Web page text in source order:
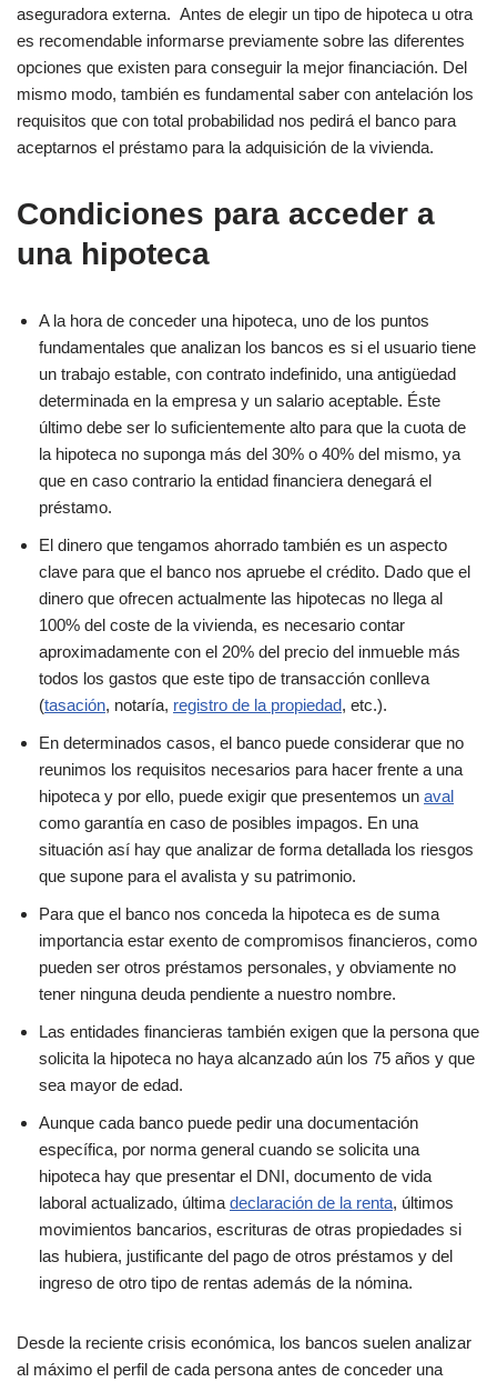
aseguradora externa. Antes de elegir un tipo de hipoteca u otra
es recomendable informarse previamente sobre las diferentes
opciones que existen para conseguir la mejor financiación. Del
mismo modo, también es fundamental saber con antelación los
requisitos que con total probabilidad nos pedirá el banco para
aceptarnos el préstamo para la adquisición de la vivienda.
Condiciones para acceder a
una hipoteca
A la hora de conceder una hipoteca, uno de los puntos
fundamentales que analizan los bancos es si el usuario tiene
un trabajo estable, con contrato indefinido, una antigüedad
determinada en la empresa y un salario aceptable. Éste
último debe ser lo suficientemente alto para que la cuota de
la hipoteca no suponga más del 30% o 40% del mismo, ya
que en caso contrario la entidad financiera denegará el
préstamo.
El dinero que tengamos ahorrado también es un aspecto
clave para que el banco nos apruebe el crédito. Dado que el
dinero que ofrecen actualmente las hipotecas no llega al
100% del coste de la vivienda, es necesario contar
aproximadamente con el 20% del precio del inmueble más
todos los gastos que este tipo de transacción conlleva
(tasación, notaría, registro de la propiedad, etc.).
En determinados casos, el banco puede considerar que no
reunimos los requisitos necesarios para hacer frente a una
hipoteca y por ello, puede exigir que presentemos un aval
como garantía en caso de posibles impagos. En una
situación así hay que analizar de forma detallada los riesgos
que supone para el avalista y su patrimonio.
Para que el banco nos conceda la hipoteca es de suma
importancia estar exento de compromisos financieros, como
pueden ser otros préstamos personales, y obviamente no
tener ninguna deuda pendiente a nuestro nombre.
Las entidades financieras también exigen que la persona que
solicita la hipoteca no haya alcanzado aún los 75 años y que
sea mayor de edad.
Aunque cada banco puede pedir una documentación
específica, por norma general cuando se solicita una
hipoteca hay que presentar el DNI, documento de vida
laboral actualizado, última declaración de la renta, últimos
movimientos bancarios, escrituras de otras propiedades si
las hubiera, justificante del pago de otros préstamos y del
ingreso de otro tipo de rentas además de la nómina.
Desde la reciente crisis económica, los bancos suelen analizar
al máximo el perfil de cada persona antes de conceder una